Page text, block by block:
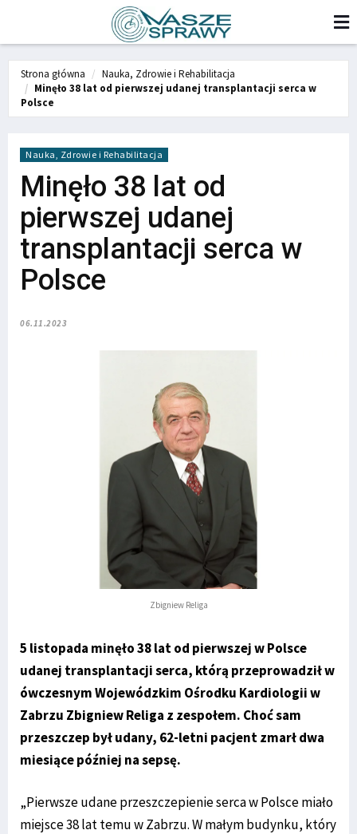
Strona główna
Nauka, Zdrowie i Rehabilitacja
Minęło 38 lat od pierwszej udanej transplantacji serca w
Polsce
Nauka, Zdrowie i Rehabilitacja
Minęło 38 lat od
pierwszej udanej
transplantacji serca w
Polsce
06.11.2023
Zbigniew Religa
5 listopada minęło 38 lat od pierwszej w Polsce
udanej transplantacji serca, którą przeprowadził w
ówczesnym Wojewódzkim Ośrodku Kardiologii w
Zabrzu Zbigniew Religa z zespołem. Choć sam
przeszczep był udany, 62-letni pacjent zmarł dwa
miesiące później na sepsę.
„Pierwsze udane przeszczepienie serca w Polsce miało
miejsce 38 lat temu w Zabrzu. W małym budynku, który